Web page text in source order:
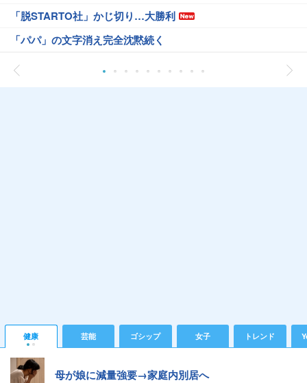
「脱STARTO社」かじ切り…大勝利
「パパ」の文字消え完全沈黙続く
健康 芸能 ゴシップ 女子 トレンド
母が娘に減量強要→家庭内別居へ